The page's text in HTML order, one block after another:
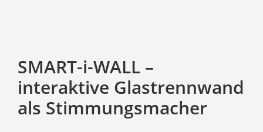
SMART-i-WALL –
interaktive Glastrennwand
als Stimmungsmacher